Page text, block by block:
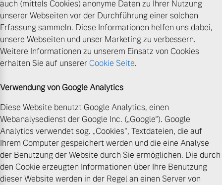
auch (mittels Cookies) anonyme Daten zu Ihrer Nutzung
unserer Webseiten vor der Durchführung einer solchen
Erfassung sammeln. Diese Informationen helfen uns dabei,
unsere Webseiten und unser Marketing zu verbessern.
Weitere Informationen zu unserem Einsatz von Cookies
erhalten Sie auf unsererCookie Seite.
Verwendung von Google Analytics
Diese Website benutzt Google Analytics, einen
Webanalysedienst der Google Inc. („Google“). Google
Analytics verwendet sog. „Cookies“, Textdateien, die auf
Ihrem Computer gespeichert werden und die eine Analyse
der Benutzung der Website durch Sie ermöglichen. Die durch
den Cookie erzeugten Informationen über Ihre Benutzung
dieser Website werden in der Regel an einen Server von